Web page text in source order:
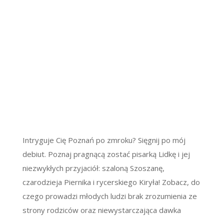
Intryguje Cię Poznań po zmroku? Sięgnij po mój
debiut. Poznaj pragnącą zostać pisarką Lidkę i jej
niezwykłych przyjaciół: szaloną Szoszanę,
czarodzieja Piernika i rycerskiego Kiryła! Zobacz, do
czego prowadzi młodych ludzi brak zrozumienia ze
strony rodziców oraz niewystarczająca dawka